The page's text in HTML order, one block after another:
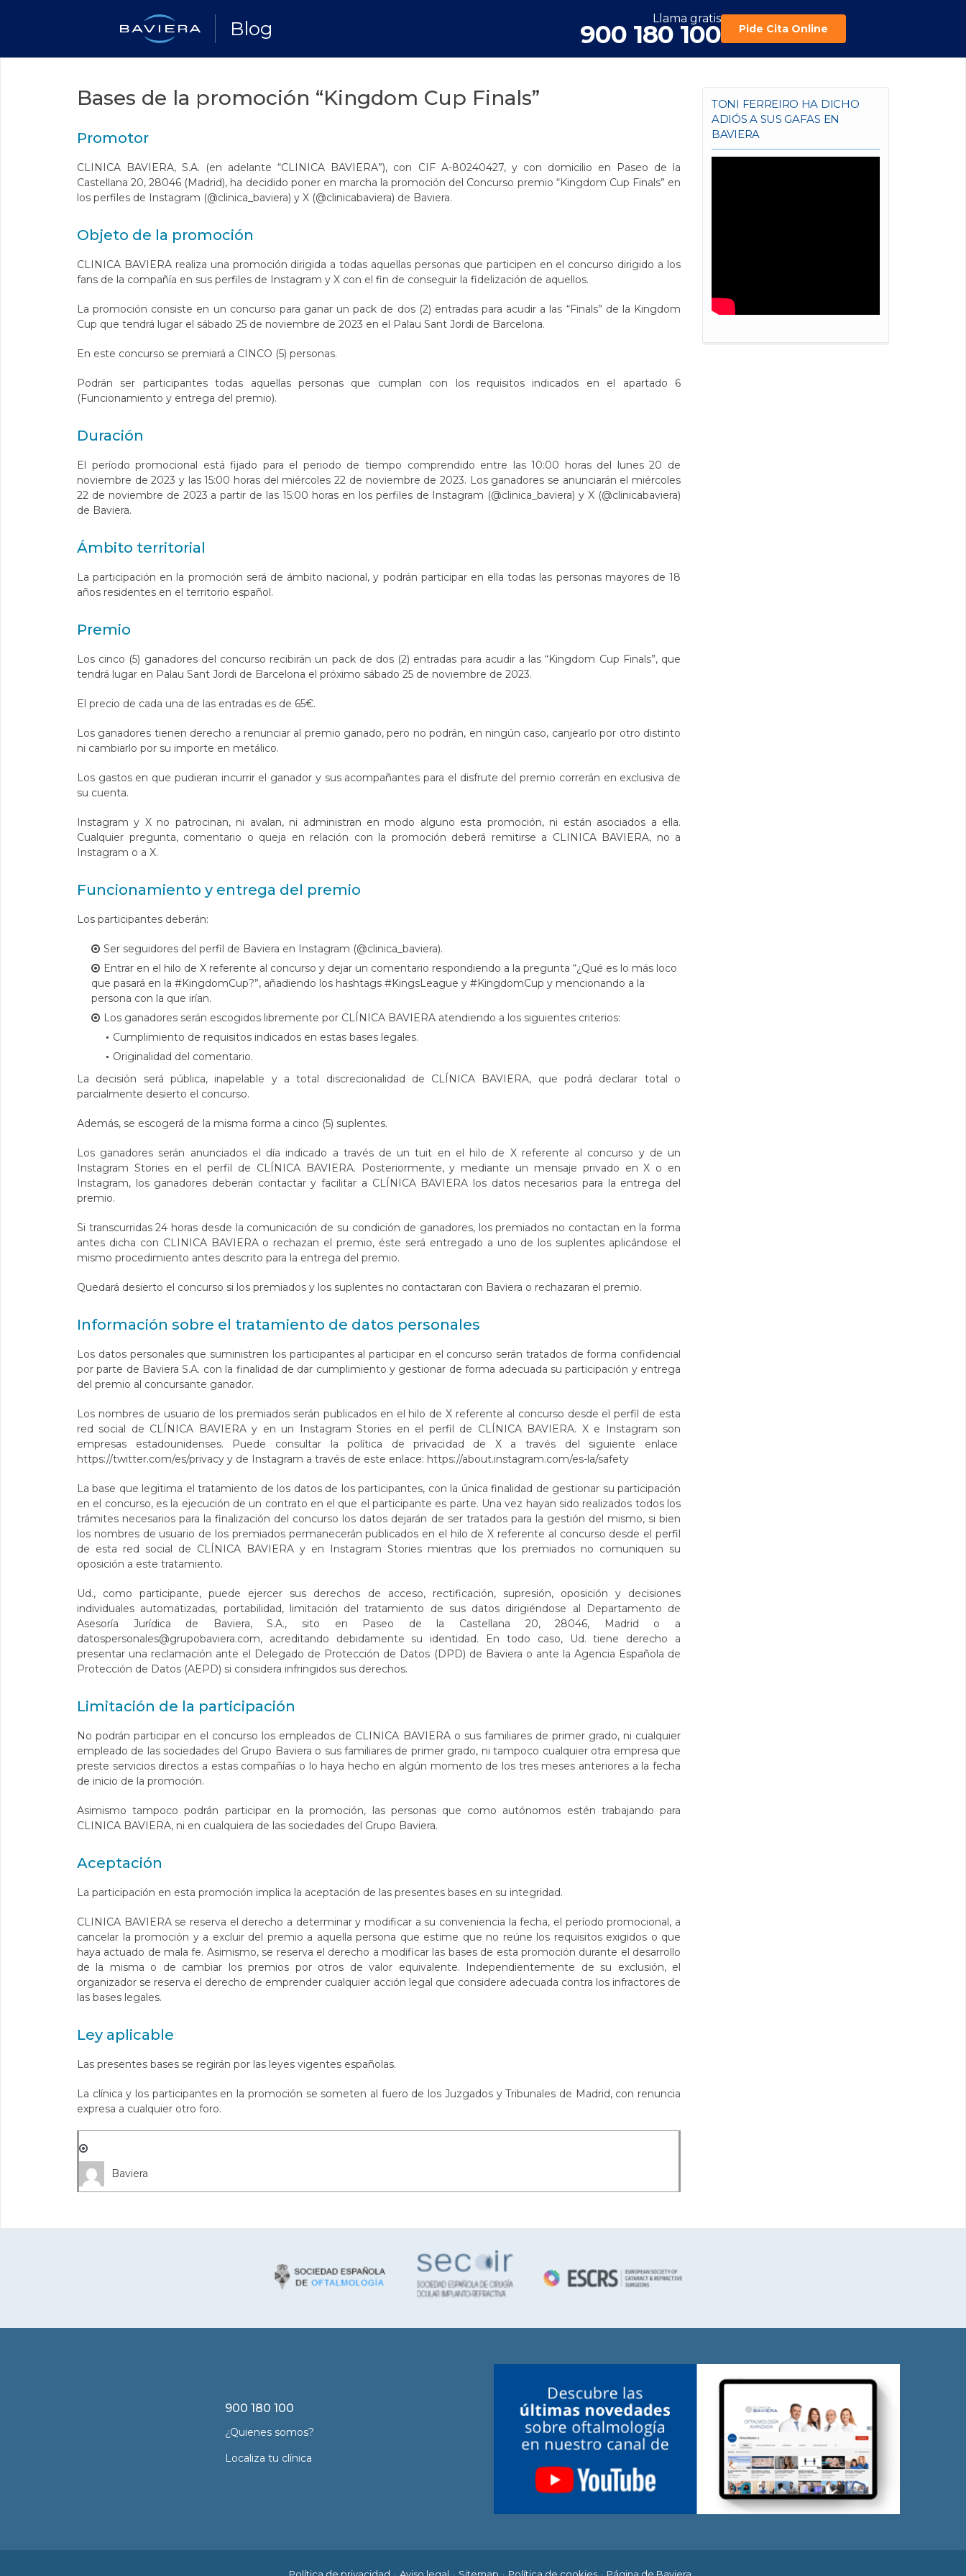
Blog Llama gratis
900 180 100 Pide Cita Online
Bases de la promoción “Kingdom Cup Finals”
Promotor
CLINICA BAVIERA, S.A. (en adelante “CLINICA BAVIERA”), con CIF A-80240427, y con domicilio en Paseo de la
Castellana 20, 28046 (Madrid), ha decidido poner en marcha la promoción del Concurso premio “Kingdom Cup Finals” en
los perfiles de Instagram (@clinica_baviera) y X (@clinicabaviera) de Baviera.
Objeto de la promoción
CLINICA BAVIERA realiza una promoción dirigida a todas aquellas personas que participen en el concurso dirigido a los
fans de la compañía en sus perfiles de Instagram y X con el fin de conseguir la fidelización de aquellos.
La promoción consiste en un concurso para ganar un pack de dos (2) entradas para acudir a las “Finals” de la Kingdom
Cup que tendrá lugar el sábado 25 de noviembre de 2023 en el Palau Sant Jordi de Barcelona.
En este concurso se premiará a CINCO (5) personas.
Podrán ser participantes todas aquellas personas que cumplan con los requisitos indicados en el apartado 6
(Funcionamiento y entrega del premio).
Duración
El período promocional está fijado para el periodo de tiempo comprendido entre las 10:00 horas del lunes 20 de
noviembre de 2023 y las 15:00 horas del miércoles 22 de noviembre de 2023. Los ganadores se anunciarán el miércoles
22 de noviembre de 2023 a partir de las 15:00 horas en los perfiles de Instagram (@clinica_baviera) y X (@clinicabaviera)
de Baviera.
Ámbito territorial
La participación en la promoción será de ámbito nacional, y podrán participar en ella todas las personas mayores de 18
años residentes en el territorio español.
Premio
Los cinco (5) ganadores del concurso recibirán un pack de dos (2) entradas para acudir a las “Kingdom Cup Finals”, que
tendrá lugar en Palau Sant Jordi de Barcelona el próximo sábado 25 de noviembre de 2023.
El precio de cada una de las entradas es de 65€.
Los ganadores tienen derecho a renunciar al premio ganado, pero no podrán, en ningún caso, canjearlo por otro distinto
ni cambiarlo por su importe en metálico.
Los gastos en que pudieran incurrir el ganador y sus acompañantes para el disfrute del premio correrán en exclusiva de
su cuenta.
Instagram y X no patrocinan, ni avalan, ni administran en modo alguno esta promoción, ni están asociados a ella.
Cualquier pregunta, comentario o queja en relación con la promoción deberá remitirse a CLINICA BAVIERA, no a
Instagram o a X.
Funcionamiento y entrega del premio
Los participantes deberán:
Ser seguidores del perfil de Baviera en Instagram (@clinica_baviera).
Entrar en el hilo de X referente al concurso y dejar un comentario respondiendo a la pregunta “¿Qué es lo más loco
que pasará en la #KingdomCup?”, añadiendo los hashtags #KingsLeague y #KingdomCup y mencionando a la
persona con la que irían.
Los ganadores serán escogidos libremente por CLÍNICA BAVIERA atendiendo a los siguientes criterios:
Cumplimiento de requisitos indicados en estas bases legales.
Originalidad del comentario.
La decisión será pública, inapelable y a total discrecionalidad de CLÍNICA BAVIERA, que podrá declarar total o
parcialmente desierto el concurso.
Además, se escogerá de la misma forma a cinco (5) suplentes.
Los ganadores serán anunciados el día indicado a través de un tuit en el hilo de X referente al concurso y de un
Instagram Stories en el perfil de CLÍNICA BAVIERA. Posteriormente, y mediante un mensaje privado en X o en
Instagram, los ganadores deberán contactar y facilitar a CLÍNICA BAVIERA los datos necesarios para la entrega del
premio.
Si transcurridas 24 horas desde la comunicación de su condición de ganadores, los premiados no contactan en la forma
antes dicha con CLINICA BAVIERA o rechazan el premio, éste será entregado a uno de los suplentes aplicándose el
mismo procedimiento antes descrito para la entrega del premio.
Quedará desierto el concurso si los premiados y los suplentes no contactaran con Baviera o rechazaran el premio.
Información sobre el tratamiento de datos personales
Los datos personales que suministren los participantes al participar en el concurso serán tratados de forma confidencial
por parte de Baviera S.A. con la finalidad de dar cumplimiento y gestionar de forma adecuada su participación y entrega
del premio al concursante ganador.
Los nombres de usuario de los premiados serán publicados en el hilo de X referente al concurso desde el perfil de esta
red social de CLÍNICA BAVIERA y en un Instagram Stories en el perfil de CLÍNICA BAVIERA. X e Instagram son
empresas estadounidenses. Puede consultar la política de privacidad de X a través del siguiente enlace
https://twitter.com/es/privacy y de Instagram a través de este enlace: https://about.instagram.com/es-la/safety
La base que legitima el tratamiento de los datos de los participantes, con la única finalidad de gestionar su participación
en el concurso, es la ejecución de un contrato en el que el participante es parte. Una vez hayan sido realizados todos los
trámites necesarios para la finalización del concurso los datos dejarán de ser tratados para la gestión del mismo, si bien
los nombres de usuario de los premiados permanecerán publicados en el hilo de X referente al concurso desde el perfil
de esta red social de CLÍNICA BAVIERA y en Instagram Stories mientras que los premiados no comuniquen su
oposición a este tratamiento.
Ud., como participante, puede ejercer sus derechos de acceso, rectificación, supresión, oposición y decisiones
individuales automatizadas, portabilidad, limitación del tratamiento de sus datos dirigiéndose al Departamento de
Asesoría Jurídica de Baviera, S.A., sito en Paseo de la Castellana 20, 28046, Madrid o a
datospersonales@grupobaviera.com, acreditando debidamente su identidad. En todo caso, Ud. tiene derecho a
presentar una reclamación ante el Delegado de Protección de Datos (DPD) de Baviera o ante la Agencia Española de
Protección de Datos (AEPD) si considera infringidos sus derechos.
Limitación de la participación
No podrán participar en el concurso los empleados de CLINICA BAVIERA o sus familiares de primer grado, ni cualquier
empleado de las sociedades del Grupo Baviera o sus familiares de primer grado, ni tampoco cualquier otra empresa que
preste servicios directos a estas compañías o lo haya hecho en algún momento de los tres meses anteriores a la fecha
de inicio de la promoción.
Asimismo tampoco podrán participar en la promoción, las personas que como autónomos estén trabajando para
CLINICA BAVIERA, ni en cualquiera de las sociedades del Grupo Baviera.
Aceptación
La participación en esta promoción implica la aceptación de las presentes bases en su integridad.
CLINICA BAVIERA se reserva el derecho a determinar y modificar a su conveniencia la fecha, el período promocional, a
cancelar la promoción y a excluir del premio a aquella persona que estime que no reúne los requisitos exigidos o que
haya actuado de mala fe. Asimismo, se reserva el derecho a modificar las bases de esta promoción durante el desarrollo
de la misma o de cambiar los premios por otros de valor equivalente. Independientemente de su exclusión, el
organizador se reserva el derecho de emprender cualquier acción legal que considere adecuada contra los infractores de
las bases legales.
Ley aplicable
Las presentes bases se regirán por las leyes vigentes españolas.
La clínica y los participantes en la promoción se someten al fuero de los Juzgados y Tribunales de Madrid, con renuncia
expresa a cualquier otro foro.
Baviera
TONI FERREIRO HA DICHO
ADIÓS A SUS GAFAS EN
BAVIERA
900 180 100
¿Quienes somos?
Localiza tu clínica